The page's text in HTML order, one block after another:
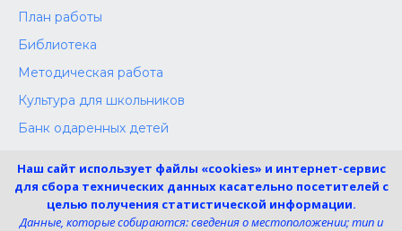
План работы
Библиотека
Методическая работа
Культура для школьников
Банк одаренных детей
Независимая оценка
Меры поддержки участников СВО
Наш сайт использует файлы «cookies» и интернет-сервис
для сбора технических данных касательно посетителей с
целью получения статистической информации.
Данные, которые собираются: сведения о местоположении; тип и